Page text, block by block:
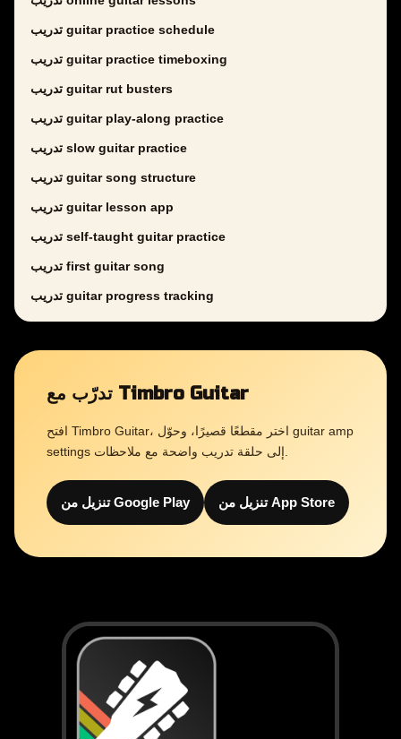
تدريب guitar practice schedule
تدريب guitar practice timeboxing
تدريب guitar rut busters
تدريب guitar play-along practice
تدريب slow guitar practice
تدريب guitar song structure
تدريب guitar lesson app
تدريب self-taught guitar practice
تدريب first guitar song
تدريب guitar progress tracking
تدرّب مع Timbro Guitar
افتح Timbro Guitar، اختر مقطعًا قصيرًا، وحوّل guitar amp
تنزيل من Google Play تنزيل من App Store